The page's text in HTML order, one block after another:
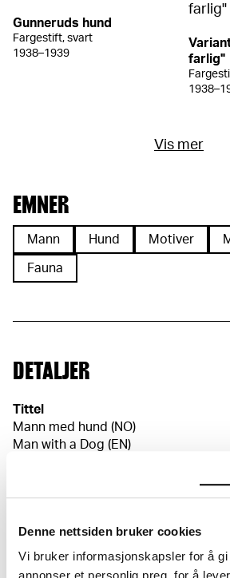
Denne nettsiden bruker cookies
Vi bruker informasjonskapsler for å gi
Gunneruds hund
Fargestift, svart
1938–1939
farlig"
Vis mer
EMNER
Mann Hund Motiver
Fauna
DETALJER
Tittel
Mann med hund (NO)
Man with a Dog (EN)
Klassifikasjon
Redskap/materiale